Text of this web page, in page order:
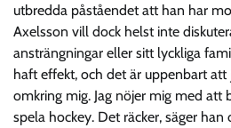
utbredda påståendet att han har
Axelsson vill dock helst inte
ansträngningar eller sitt lyckliga
haft effekt, och det är uppenbart
omkring mig. Jag nöjer mig med att
spela hockey. Det räcker, säger han